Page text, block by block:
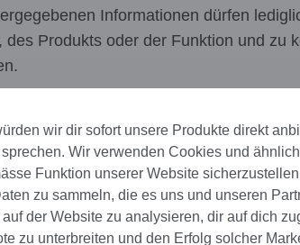
Informationen dürfen
Produkts oder der Funktion und zu
uns, die Besucher:innen zu erkennen
auf unserer Website bewegen, wenn
unserer Website verbessern,
Nutzer:innen das Gesuchte leicht
unseren sorgfältig ausgewählten
und persönliche Einstellungen auf
wir dir sofort unsere Produkte direkt
Wir verwenden Cookies und
Funktion unserer Website
zu sammeln, die es uns und unseren
der Website zu analysieren, dir auf dich
zu unterbreiten und den Erfolg solcher